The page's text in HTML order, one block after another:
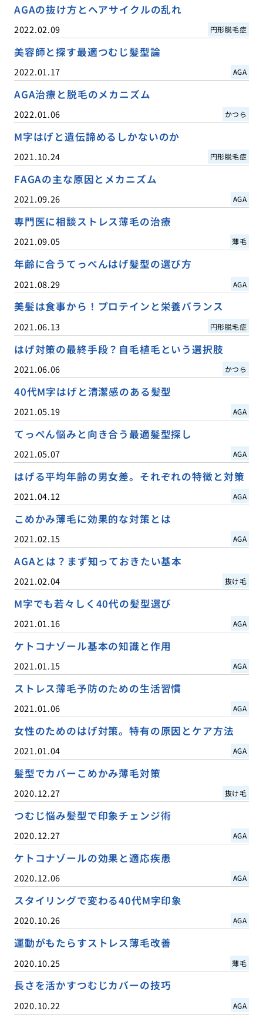
AGAの抜け方とヘアサイクルの乱れ
2022.02.09 円形脱毛症
美容師と探す最適つむじ髪型論
2022.01.17 AGA
AGA治療と脱毛のメカニズム
2022.01.06 かつら
M字はげと遺伝諦めるしかないのか
2021.10.24 円形脱毛症
FAGAの主な原因とメカニズム
2021.09.26 AGA
専門医に相談ストレス薄毛の治療
2021.09.05 薄毛
年齢に合うてっぺんはげ髪型の選び方
2021.08.29 AGA
美髪は食事から！プロテインと栄養バランス
2021.06.13 円形脱毛症
はげ対策の最終手段？自毛植毛という選択肢
2021.06.06 かつら
40代M字はげと清潔感のある髪型
2021.05.19 AGA
てっぺん悩みと向き合う最適髪型探し
2021.05.07 AGA
はげる平均年齢の男女差。それぞれの特徴と対策
2021.04.12 AGA
こめかみ薄毛に効果的な対策とは
2021.02.15 AGA
AGAとは？まず知っておきたい基本
2021.02.04 抜け毛
M字でも若々しく40代の髪型選び
2021.01.16 AGA
ケトコナゾール基本の知識と作用
2021.01.15 AGA
ストレス薄毛予防のための生活習慣
2021.01.06 AGA
女性のためのはげ対策。特有の原因とケア方法
2021.01.04 AGA
髪型でカバーこめかみ薄毛対策
2020.12.27 抜け毛
つむじ悩み髪型で印象チェンジ術
2020.12.27 AGA
ケトコナゾールの効果と適応疾患
2020.12.06 AGA
スタイリングで変わる40代M字印象
2020.10.26 AGA
運動がもたらすストレス薄毛改善
2020.10.25 薄毛
長さを活かすつむじカバーの技巧
2020.10.22 AGA